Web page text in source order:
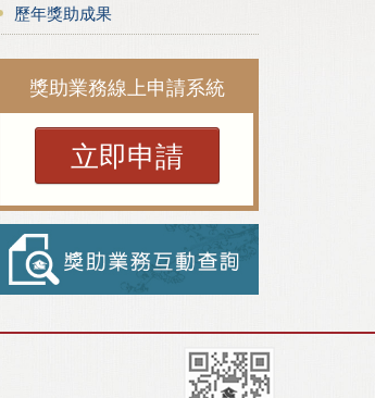
歷年獎助成果
獎助業務線上申請系統
立即申請